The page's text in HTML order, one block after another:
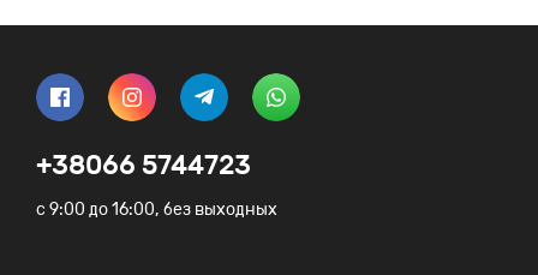
+38066 5744723
c 9:00 до 16:00, без выходных